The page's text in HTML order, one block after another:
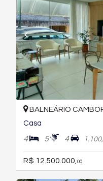
BALNEÁRIO
Casa
4 5 4 1.100,
R$ 12.500.000, 00